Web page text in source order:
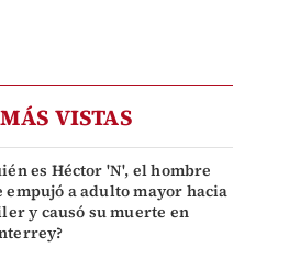
VISTAS
es Héctor 'N', el hombre
empujó a adulto mayor hacia
y causó su muerte en